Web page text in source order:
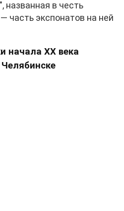
названная в честь
часть экспонатов на ней
начала XX века